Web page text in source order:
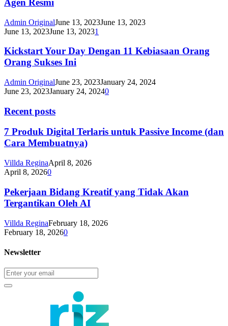
Agen Resmi
Admin OriginalJune 13, 2023June 13, 2023
June 13, 2023June 13, 20231
Kickstart Your Day Dengan 11 Kebiasaan Orang
Orang Sukses Ini
Admin OriginalJune 23, 2023January 24, 2024
June 23, 2023January 24, 20240
Recent posts
7 Produk Digital Terlaris untuk Passive Income (dan
Cara Membuatnya)
Villda ReginaApril 8, 2026
April 8, 20260
Pekerjaan Bidang Kreatif yang Tidak Akan
Tergantikan Oleh AI
Villda ReginaFebruary 18, 2026
February 18, 20260
Newsletter